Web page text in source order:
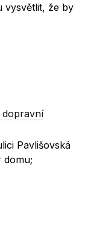
vysvětlit, že by
dopravní
Pavlišovská
domu;